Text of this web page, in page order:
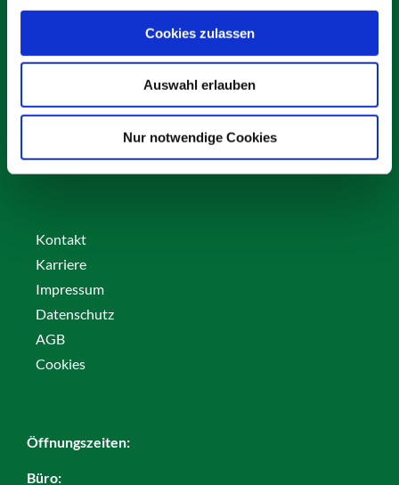
Cookies zulassen
Auswahl erlauben
Nur notwendige Cookies
Schäfer Verleihservice
Rudolf-Diesel-Ring 12
info@vs-schaefer.de
Tel: 08141 6254343
Fax:08141 6254359
Kontakt
Karriere
Impressum
Datenschutz
AGB
Cookies
Öffnungszeiten:
Büro: